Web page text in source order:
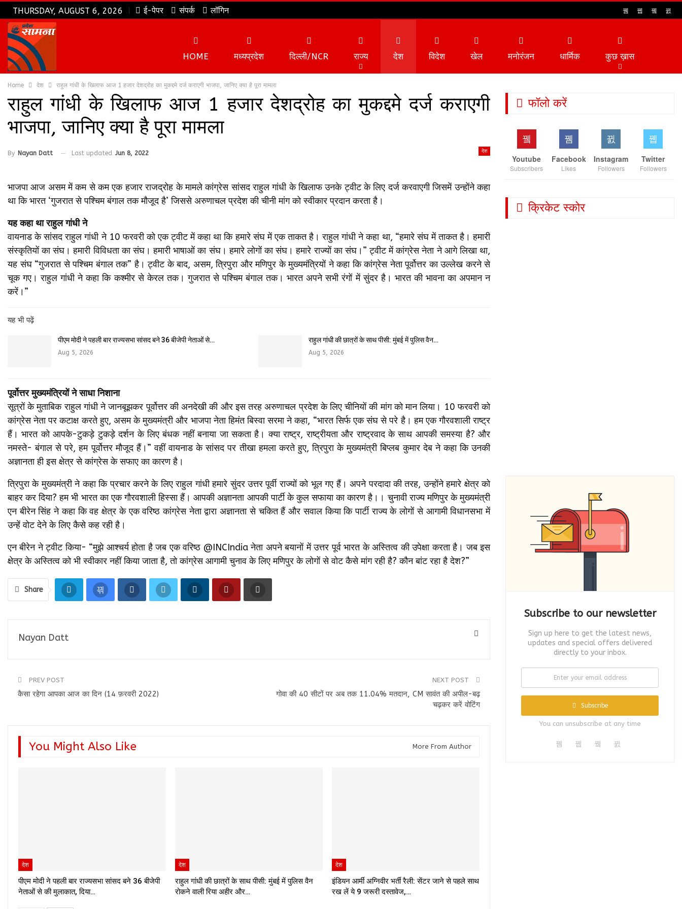
THURSDAY, AUGUST 6, 2026 ई-पेपर संपर्क लॉगिन
HOME मध्यप्रदेश दिल्ली/NCR राज्य देश विदेश खेल मनोरंजन धार्मिक कुछ ख़ास
Home देश राहुल गांधी के खिलाफ आज 1 हजार देशद्रोह का मुकद्दमे दर्ज कराएगी भाजपा, जानिए क्या है पूरा मामला
राहुल गांधी के खिलाफ आज 1 हजार देशद्रोह का मुकद्दमे दर्ज कराएगी
भाजपा, जानिए क्या है पूरा मामला
देश
By Nayan Datt Last updated Jun 8, 2022
भाजपा आज असम में कम से कम एक हजार राजद्रोह के मामले कांग्रेस सांसद राहुल गांधी के खिलाफ उनके ट्वीट के लिए दर्ज करवाएगी जिसमें उन्होंने कहा
था कि भारत ‘गुजरात से पश्चिम बंगाल तक मौजूद है’ जिससे अरुणाचल प्रदेश की चीनी मांग को स्वीकार प्रदान करता है।
यह कहा था राहुल गांधी ने
वायनाड के सांसद राहुल गांधी ने 10 फरवरी को एक ट्वीट में कहा था कि हमारे संघ में एक ताकत है। राहुल गांधी ने कहा था, “हमारे संघ में ताकत है। हमारी
संस्कृतियों का संघ। हमारी विविधता का संघ। हमारी भाषाओं का संघ। हमारे लोगों का संघ। हमारे राज्यों का संघ।” ट्वीट में कांग्रेस नेता ने आगे लिखा था,
यह संघ “गुजरात से पश्चिम बंगाल तक” है। ट्वीट के बाद, असम, त्रिपुरा और मणिपुर के मुख्यमंत्रियों ने कहा कि कांग्रेस नेता पूर्वोत्तर का उल्लेख करने से
चूक गए। राहुल गांधी ने कहा कि कश्मीर से केरल तक। गुजरात से पश्चिम बंगाल तक। भारत अपने सभी रंगों में सुंदर है। भारत की भावना का अपमान न
करें।”
यह भी पढ़ें
पीएम मोदी ने पहली बार राज्यसभा सांसद बने 36 बीजेपी नेताओं से…
Aug 5, 2026
राहुल गांधी की छात्रों के साथ पीसी: मुंबई में पुलिस वैन…
Aug 5, 2026
पूर्वोत्तर मुख्यमंत्रियों ने साधा निशाना
सूत्रों के मुताबिक राहुल गांधी ने जानबूझकर पूर्वोत्तर की अनदेखी की और इस तरह अरुणाचल प्रदेश के लिए चीनियों की मांग को मान लिया। 10 फरवरी को
कांग्रेस नेता पर कटाक्ष करते हुए, असम के मुख्यमंत्री और भाजपा नेता हिमंत बिस्वा सरमा ने कहा, “भारत सिर्फ एक संघ से परे है। हम एक गौरवशाली राष्ट्र
हैं। भारत को आपके-टुकड़े टुकड़े दर्शन के लिए बंधक नहीं बनाया जा सकता है। क्या राष्ट्र, राष्ट्रीयता और राष्ट्रवाद के साथ आपकी समस्या है? और
नमस्ते- बंगाल से परे, हम पूर्वोत्तर मौजूद हैं।” वहीं वायनाड के सांसद पर तीखा हमला करते हुए, त्रिपुरा के मुख्यमंत्री बिप्लब कुमार देब ने कहा कि उनकी
अज्ञानता ही इस क्षेत्र से कांग्रेस के सफाए का कारण है।
त्रिपुरा के मुख्यमंत्री ने कहा कि प्रचार करने के लिए राहुल गांधी हमारे सुंदर उत्तर पूर्वी राज्यों को भूल गए हैं। अपने परदादा की तरह, उन्होंने हमारे क्षेत्र को
बाहर कर दिया? हम भी भारत का एक गौरवशाली हिस्सा हैं। आपकी अज्ञानता आपकी पार्टी के कुल सफाया का कारण है।। चुनावी राज्य मणिपुर के मुख्यमंत्री
एन बीरेन सिंह ने कहा कि वह क्षेत्र के एक वरिष्ठ कांग्रेस नेता द्वारा अज्ञानता से चकित हैं और सवाल किया कि पार्टी राज्य के लोगों से आगामी विधानसभा में
उन्हें वोट देने के लिए कैसे कह रही है।
एन बीरेन ने ट्वीट किया- “मुझे आश्चर्य होता है जब एक वरिष्ठ @INCIndia नेता अपने बयानों में उत्तर पूर्व भारत के अस्तित्व की उपेक्षा करता है। जब इस
क्षेत्र के अस्तित्व को भी स्वीकार नहीं किया जाता है, तो कांग्रेस आगामी चुनाव के लिए मणिपुर के लोगों से वोट कैसे मांग रही है? कौन बांट रहा है देश?”
Share
Nayan Datt
PREV POST
कैसा रहेगा आपका आज का दिन (14 फ़रवरी 2022)
NEXT POST
गोवा की 40 सीटों पर अब तक 11.04% मतदान, CM सावंत की अपील-बढ़
चढ़कर करें वोटिंग
You Might Also Like More From Author
देश
पीएम मोदी ने पहली बार राज्यसभा सांसद बने 36 बीजेपी
नेताओं से की मुलाकात, दिया…
देश
राहुल गांधी की छात्रों के साथ पीसी: मुंबई में पुलिस वैन
रोकने वाली रिया अहीर और…
देश
इंडियन आर्मी अग्निवीर भर्ती रैली: सेंटर जाने से पहले साथ
रख लें ये 9 जरूरी दस्तावेज,…
फॉलो करें
Youtube
Subscribers
Facebook
Likes
Instagram
Followers
Twitter
Followers
क्रिकेट स्कोर
Subscribe to our newsletter
Sign up here to get the latest news,
updates and special offers delivered
directly to your inbox.
Subscribe
You can unsubscribe at any time